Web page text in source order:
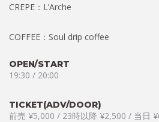
CREPE：L’Arche
COFFEE：Soul drip coffee
OPEN/START
19:30 / 20:00
TICKET(ADV/DOOR)
前売 ¥5,000 / 23時以降 ¥2,500 / 当日